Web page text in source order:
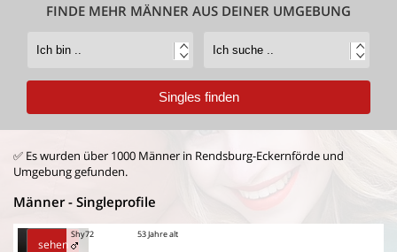
FINDE MEHR MÄNNER AUS DEINER UMGEBUNG
✅ Es wurden über 1000 Männer in Rendsburg-Eckernförde und
Umgebung gefunden.
Männer - Singleprofile
sehen
Shy72 53 Jahre alt